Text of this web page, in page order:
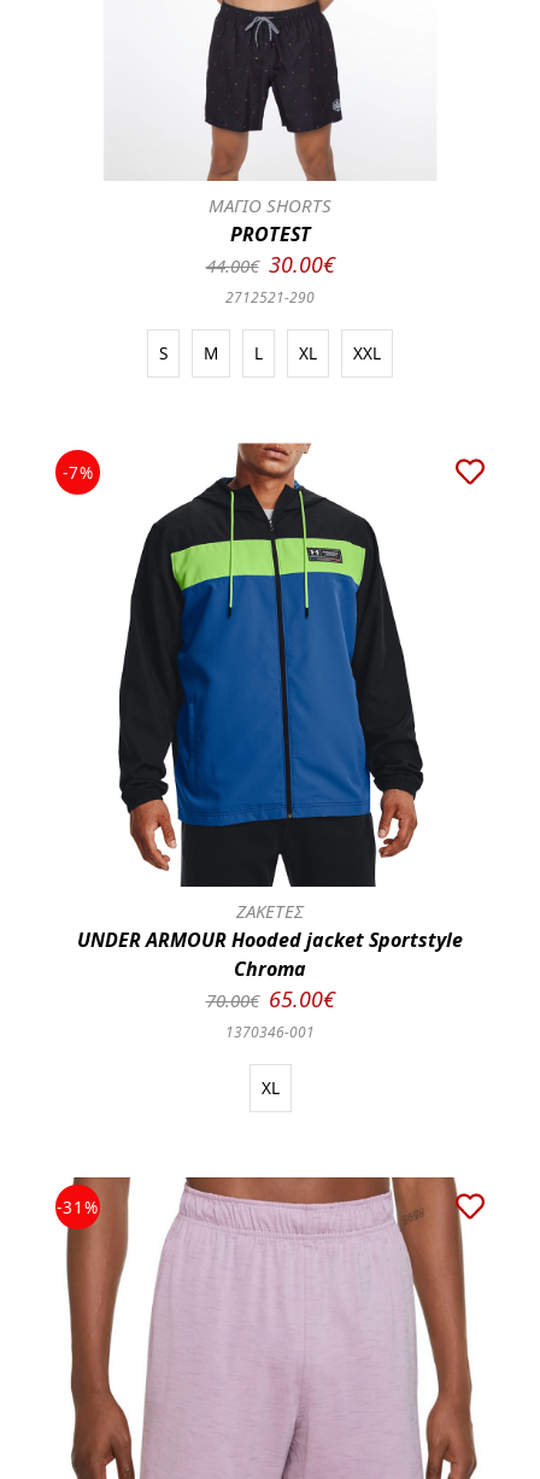
ΜΑΓΙΟ SHORTS
PROTEST
44.00€ 30.00€
2712521-290
S M L XL XXL
-7%
ΖΑΚΕΤΕΣ
UNDER ARMOUR Hooded jacket Sportstyle
Chroma
70.00€ 65.00€
1370346-001
XL
-31%